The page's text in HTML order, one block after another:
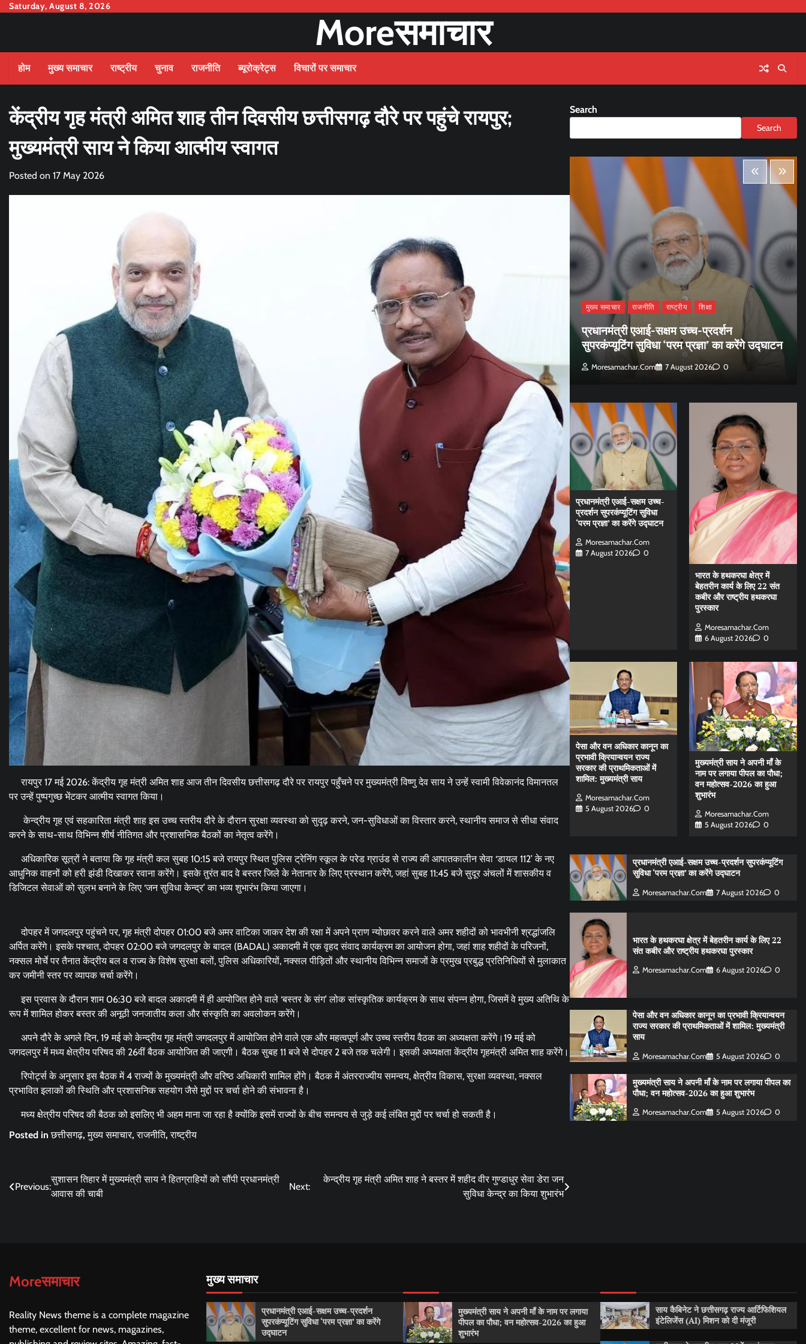
SkipSaturday, August 8, 2026
Moreसमाचार
होम मुख्य समाचार राष्ट्रीय चुनाव राजनीति ब्यूरोक्रेट्स विचारों पर समाचार
केंद्रीय गृह मंत्री अमित शाह तीन दिवसीय छत्तीसगढ़ दौरे पर पहुंचे रायपुर;
मुख्यमंत्री साय ने किया आत्मीय स्वागत
Posted on 17 May 2026
रायपुर 17 मई 2026: केंद्रीय गृह मंत्री अमित शाह आज तीन दिवसीय छत्तीसगढ़ दौरे पर रायपुर पहुँचने पर मुख्यमंत्री विष्णु देव साय ने उन्हें स्वामी विवेकानंद विमानतल
पर उन्हें पुष्पगुच्छ भेंटकर आत्मीय स्वागत किया।
केन्द्रीय गृह एवं सहकारिता मंत्री शाह इस उच्च स्तरीय दौरे के दौरान सुरक्षा व्यवस्था को सुदृढ़ करने, जन-सुविधाओं का विस्तार करने, स्थानीय समाज से सीधा संवाद
करने के साथ-साथ विभिन्न शीर्ष नीतिगत और प्रशासनिक बैठकों का नेतृत्व करेंगे।
अधिकारिक सूत्रों ने बताया कि गृह मंत्री कल सुबह 10:15 बजे रायपुर स्थित पुलिस ट्रेनिंग स्कूल के परेड ग्राउंड से राज्य की आपातकालीन सेवा ‘डायल 112’ के नए
आधुनिक वाहनों को हरी झंडी दिखाकर रवाना करेंगे। इसके तुरंत बाद वे बस्तर जिले के नेतानार के लिए प्रस्थान करेंगे, जहां सुबह 11:45 बजे सुदूर अंचलों में शासकीय व
डिजिटल सेवाओं को सुलभ बनाने के लिए ‘जन सुविधा केन्द्र’ का भव्य शुभारंभ किया जाएगा।
दोपहर में जगदलपुर पहुंचने पर, गृह मंत्री दोपहर 01:00 बजे अमर वाटिका जाकर देश की रक्षा में अपने प्राण न्योछावर करने वाले अमर शहीदों को भावभीनी श्रद्धांजलि
अर्पित करेंगे। इसके पश्चात, दोपहर 02:00 बजे जगदलपुर के बादल (BADAL) अकादमी में एक वृहद संवाद कार्यक्रम का आयोजन होगा, जहां शाह शहीदों के परिजनों,
नक्सल मोर्चे पर तैनात केंद्रीय बल व राज्य के विशेष सुरक्षा बलों, पुलिस अधिकारियों, नक्सल पीड़ितों और स्थानीय विभिन्न समाजों के प्रमुख प्रबुद्ध प्रतिनिधियों से मुलाकात
कर जमीनी स्तर पर व्यापक चर्चा करेंगे।
इस प्रवास के दौरान शाम 06:30 बजे बादल अकादमी में ही आयोजित होने वाले ‘बस्तर के संग’ लोक सांस्कृतिक कार्यक्रम के साथ संपन्न होगा, जिसमें वे मुख्य अतिथि के
रूप में शामिल होकर बस्तर की अनूठी जनजातीय कला और संस्कृति का अवलोकन करेंगे।
अपने दौरे के अगले दिन, 19 मई को केन्द्रीय गृह मंत्री जगदलपुर में आयोजित होने वाले एक और महत्वपूर्ण और उच्च स्तरीय वैठक का अध्यक्षता करेंगे।19 मई को
जगदलपुर में मध्य क्षेत्रीय परिषद की 26वीं बैठक आयोजित की जाएगी। बैठक सुबह 11 बजे से दोपहर 2 बजे तक चलेगी। इसकी अध्यक्षता केंद्रीय गृहमंत्री अमित शाह करेंगे।
रिपोर्ट्स के अनुसार इस बैठक में 4 राज्यों के मुख्यमंत्री और वरिष्ठ अधिकारी शामिल होंगे। बैठक में अंतरराज्यीय समन्वय, क्षेत्रीय विकास, सुरक्षा व्यवस्था, नक्सल
प्रभावित इलाकों की स्थिति और प्रशासनिक सहयोग जैसे मुद्दों पर चर्चा होने की संभावना है।
मध्य क्षेत्रीय परिषद की बैठक को इसलिए भी अहम माना जा रहा है क्योंकि इसमें राज्यों के बीच समन्वय से जुड़े कई लंबित मुद्दों पर चर्चा हो सकती है।
Posted inछत्तीसगढ़,मुख्य समाचार,राजनीति,राष्ट्रीय
Post
Previous:
सुशासन तिहार में मुख्यमंत्री साय ने हितग्राहियों को सौंपी प्रधानमंत्री
आवास की चाबी
Next:
केन्द्रीय गृह मंत्री अमित शाह ने बस्तर में शहीद वीर गुण्डाधुर सेवा डेरा जन
सुविधा केन्द्र का किया शुभारंभ
Search
Search
ब्यूरोक्रेट्स मुख्य समाचार राजनीति
मुख्यमंत्री साय से 2025 बैच के प्रशिक्षु डिप्टी
कलेक्टरों ने की मुलाकात
Moresamachar.com 5 August 2026
मुख्य समाचार राजनीति राष्ट्रीय शिक्षा
प्रधानमंत्री एआई-सक्षम उच्च-प्रदर्शन
सुपरकंप्यूटिंग सुविधा ‘परम प्रज्ञा’ का करेंगे उद्घाटन
Moresamachar.com 7 August 2026 0
प्रधानमंत्री एआई-सक्षम उच्च-
प्रदर्शन सुपरकंप्यूटिंग सुविधा
‘परम प्रज्ञा’ का करेंगे उद्घाटन
Moresamachar.com
7 August 2026
0
भारत के हथकरघा क्षेत्र में
बेहतरीन कार्य के लिए 22 संत
कबीर और राष्ट्रीय हथकरघा
पुरस्कार
Moresamachar.com
6 August 2026
0
पेसा और वन अधिकार कानून का
प्रभावी क्रियान्वयन राज्य
सरकार की प्राथमिकताओं में
शामिल: मुख्यमंत्री साय
Moresamachar.com
5 August 2026
0
मुख्यमंत्री साय ने अपनी माँ के
नाम पर लगाया पीपल का पौधा;
वन महोत्सव-2026 का हुआ
शुभारंभ
Moresamachar.com
5 August 2026
0
प्रधानमंत्री एआई-सक्षम उच्च-प्रदर्शन सुपरकंप्यूटिंग
सुविधा ‘परम प्रज्ञा’ का करेंगे उद्घाटन
Moresamachar.com 7 August 2026 0
भारत के हथकरघा क्षेत्र में बेहतरीन कार्य के लिए 22
संत कबीर और राष्ट्रीय हथकरघा पुरस्कार
Moresamachar.com 6 August 2026 0
पेसा और वन अधिकार कानून का प्रभावी क्रियान्वयन
राज्य सरकार की प्राथमिकताओं में शामिल: मुख्यमंत्री
साय
Moresamachar.com 5 August 2026 0
मुख्यमंत्री साय ने अपनी माँ के नाम पर लगाया पीपल का
पौधा; वन महोत्सव-2026 का हुआ शुभारंभ
Moresamachar.com 5 August 2026 0
Moreसमाचार
Reality News theme is a complete magazine
theme, excellent for news, magazines,
मुख्य समाचार
प्रधानमंत्री एआई-सक्षम उच्च-प्रदर्शन
सुपरकंप्यूटिंग सुविधा ‘परम प्रज्ञा’ का करेंगे
उद्घाटन
मुख्यमंत्री साय ने अपनी माँ के नाम पर लगाया
पीपल का पौधा; वन महोत्सव-2026 का हुआ
शुभारंभ
साय कैबिनेट ने छत्तीसगढ़ राज्य आर्टिफिशियल
इंटेलिजेंस (AI) मिशन को दी मंजूरी